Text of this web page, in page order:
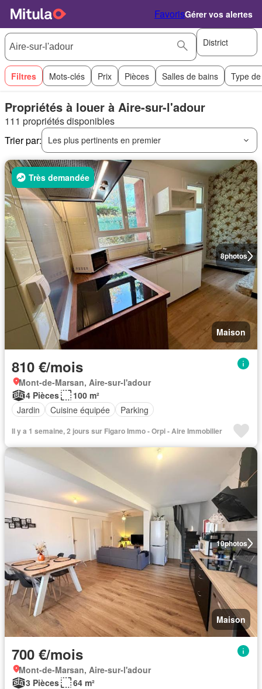
FavorisGérer vos alertes
District
Filtres Mots-clés Prix Pièces Salles de bains Type
Propriétés à louer à Aire-sur-l'adour
111 propriétés disponibles
Trier par:
Les plus pertinents en premier
8photos
Très demandée
Maison
810 €/mois
Mont-de-Marsan, Aire-sur-l'adour
4 Pièces
100 m²
Jardin
Cuisine équipée Parking
Il y a 1 semaine, 2 jours sur Figaro Immo - Orpi - Aire Immobilier
10photos
Maison
700 €/mois
Mont-de-Marsan, Aire-sur-l'adour
3 Pièces
64 m²